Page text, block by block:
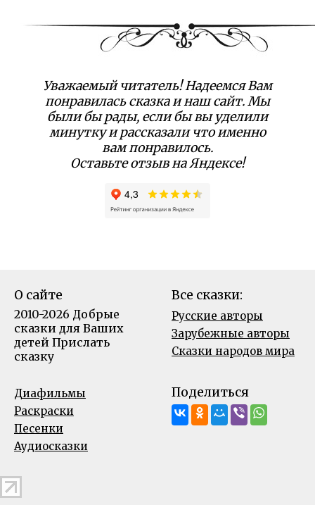
Уважаемый читатель! Надеемся Вам
понравилась сказка и наш сайт. Мы
были бы рады, если бы вы уделили
минутку и рассказали что именно
вам понравилось.
Оставьте отзыв на Яндексе!
О сайте
2010-2026 Добрые
сказки для Ваших
детей Прислать
сказку
Все сказки:
Русские авторы
Зарубежные авторы
Сказки народов мира
Диафильмы
Раскраски
Песенки
Аудиосказки
Поделиться